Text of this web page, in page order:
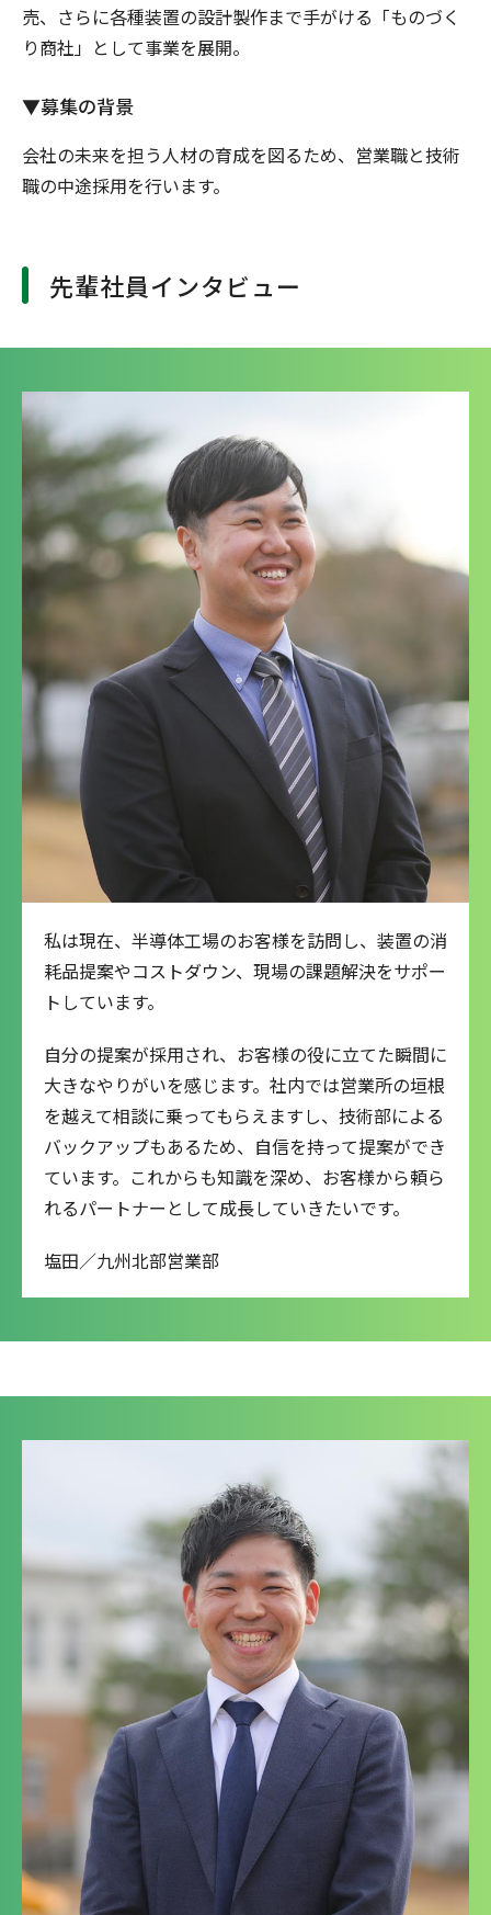
売、さらに各種装置の設計製作まで手がける「ものづく
り商社」として事業を展開。
▼募集の背景
会社の未来を担う人材の育成を図るため、営業職と技術
職の中途採用を行います。
先輩社員インタビュー
私は現在、半導体工場のお客様を訪問し、装置の消
耗品提案やコストダウン、現場の課題解決をサポー
トしています。
自分の提案が採用され、お客様の役に立てた瞬間に
大きなやりがいを感じます。社内では営業所の垣根
を越えて相談に乗ってもらえますし、技術部による
バックアップもあるため、自信を持って提案ができ
ています。これからも知識を深め、お客様から頼ら
れるパートナーとして成長していきたいです。
塩田／九州北部営業部